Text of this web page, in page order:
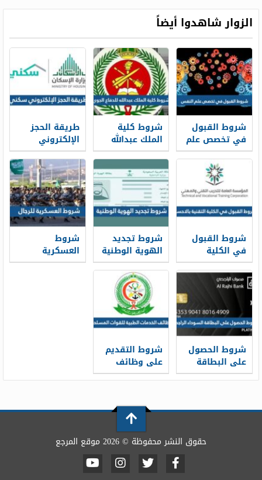
الزوار شاهدوا أيضاً
شروط القبول
في تخصص علم
النفس ونسب
القبول 1448
شروط كلية
الملك عبدالله
للدفاع الجوي
1448 ونسب
القبول
طريقة الحجز
الإلكتروني
سكني 1448
وشروط الحجز
شروط القبول
في الكلية
التقنية بالاحساء
1448 ونسب
القبول
شروط تجديد
الهوية الوطنية
1448 قبل
انتهائها
شروط
العسكرية
للرجال 1448
شروط الحصول
على البطاقة
السوداء
شروط التقديم
على وظائف
الخدمات الطبية
حقوق النشر محفوظة © 2026 موقع المرجع